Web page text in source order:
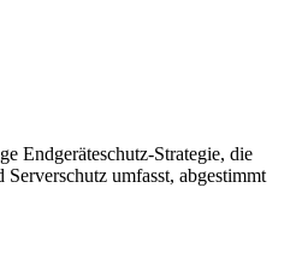
Endgeräteschutz-Strategie, die
umfasst, abgestimmt